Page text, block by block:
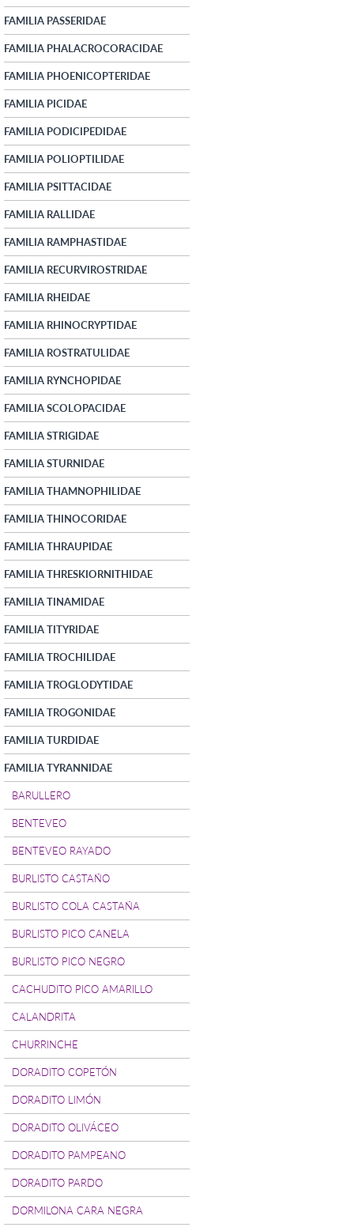
FAMILIA PASSERIDAE
FAMILIA PHALACROCORACIDAE
FAMILIA PHOENICOPTERIDAE
FAMILIA PICIDAE
FAMILIA PODICIPEDIDAE
FAMILIA POLIOPTILIDAE
FAMILIA PSITTACIDAE
FAMILIA RALLIDAE
FAMILIA RAMPHASTIDAE
FAMILIA RECURVIROSTRIDAE
FAMILIA RHEIDAE
FAMILIA RHINOCRYPTIDAE
FAMILIA ROSTRATULIDAE
FAMILIA RYNCHOPIDAE
FAMILIA SCOLOPACIDAE
FAMILIA STRIGIDAE
FAMILIA STURNIDAE
FAMILIA THAMNOPHILIDAE
FAMILIA THINOCORIDAE
FAMILIA THRAUPIDAE
FAMILIA THRESKIORNITHIDAE
FAMILIA TINAMIDAE
FAMILIA TITYRIDAE
FAMILIA TROCHILIDAE
FAMILIA TROGLODYTIDAE
FAMILIA TROGONIDAE
FAMILIA TURDIDAE
FAMILIA TYRANNIDAE
BARULLERO
BENTEVEO
BENTEVEO RAYADO
BURLISTO CASTAÑO
BURLISTO COLA CASTAÑA
BURLISTO PICO CANELA
BURLISTO PICO NEGRO
CACHUDITO PICO AMARILLO
CALANDRITA
CHURRINCHE
DORADITO COPETÓN
DORADITO LIMÓN
DORADITO OLIVÁCEO
DORADITO PAMPEANO
DORADITO PARDO
DORMILONA CARA NEGRA